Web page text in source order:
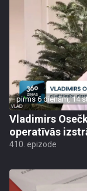
pirms 6 dienām, 14
Vladimirs
operatīvās
410. epizode